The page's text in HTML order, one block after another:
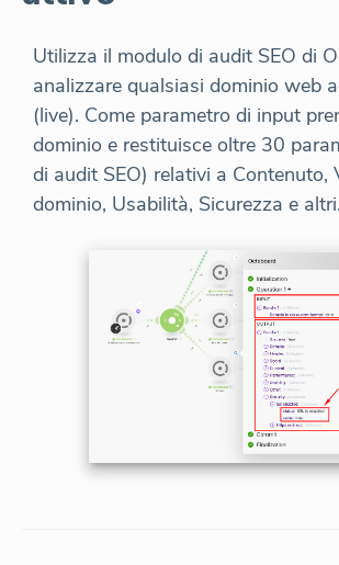
Utilizza il modulo di audit SEO di
analizzare qualsiasi dominio web
(live). Come parametro di input
dominio e restituisce oltre 30
di audit SEO) relativi a Contenuto,
dominio, Usabilità, Sicurezza e altri.